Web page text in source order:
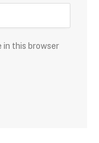
in this browser